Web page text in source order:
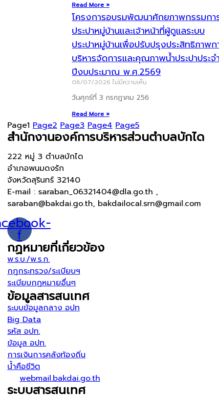
Read More »
โครงการอบรมพัฒนาศักยภาพกรรมกา
ประปาหมู่บ้านและเจ้าหน้าที่ผู้ดูแลระบบ
ประปาหมู่บ้านเพื่อปรับปรุงประสิทธิภาพก
บริหารจัดการและคุณภาพน้ำประปาประจ
ปีงบประมาณ พ.ศ.2569
06/07/2026 ไม่มีความเห็น
วันศุกร์ที่ 3 กรกฎาคม 256
Read More »
Page1 Page2 Page3 Page4 Page5
สำนักงานองค์การบริหารส่วนตำบลบักได
222 หมู่ 3 ตำบลบักได
อำเภอพนมดงรัก
จังหวัดสุรินทร์ 32140
E-mail : saraban_06321404@dla.go.th ,
saraban@bakdai.go.th, bakdailocal.srn@gmail.com
f
กฏหมายที่เกี่ยวข้อง
พ.ร.บ./พ.ร.ก.
กฎกระทรวง/ระเบียบฯ
ระเบียบกฏหมายอื่นๆ
ข้อมูลสารสนเทศ
ระบบข้อมูลกลาง อปท
Big Data
รหัส อปท.
ข้อมูล อปท.
การเงินการคลังท้องถิ่น
น้ำคือชีวิต
webmail.bakdai.go.th
ระบบสารสนเทศ